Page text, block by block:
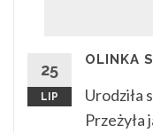
25
LIP
OLINKA
Urodziła